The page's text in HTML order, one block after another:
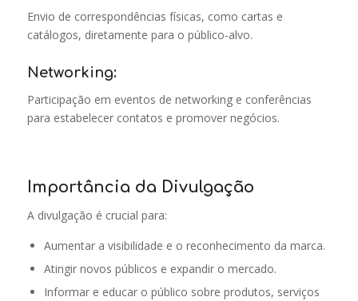
Envio de correspondências físicas, como cartas e
catálogos, diretamente para o público-alvo.
Networking:
Participação em eventos de networking e conferências
para estabelecer contatos e promover negócios.
Importância da Divulgação
A divulgação é crucial para:
Aumentar a visibilidade e o reconhecimento da marca.
Atingir novos públicos e expandir o mercado.
Informar e educar o público sobre produtos, serviços